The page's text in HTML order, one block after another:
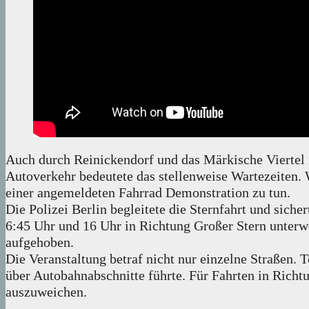
Auch durch Reinickendorf und das Märkische
Autoverkehr bedeutete das stellenweise
einer angemeldeten Fahrrad Demonstration zu tun.
Die Polizei Berlin begleitete die Sternfahrt und
6:45 Uhr und 16 Uhr in Richtung Großer Stern
aufgehoben.
Die Veranstaltung betraf nicht nur einzelne Straßen.
über Autobahnabschnitte führte. Für Fahrten in
auszuweichen.